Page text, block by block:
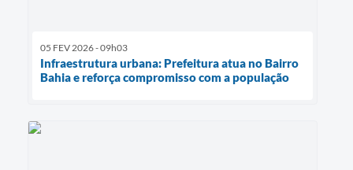
05 FEV 2026 - 09h03
Infraestrutura urbana: Prefeitura atua no Bairro
Bahia e reforça compromisso com a população